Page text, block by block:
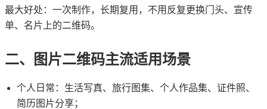
最大好处：一次制作，长期复用，不用反复更换门头、宣传
单、名片上的二维码。
二、图片二维码主流适用场景
个人日常：生活写真、旅行图集、个人作品集、证件照、
简历图片分享；